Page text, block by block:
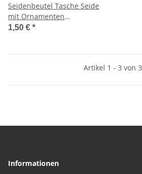
Seidenbeutel Tasche Seide
mit Ornamenten
Kosmetiktäschen gelb sehr
1,50 € *
Artikel 1 - 3 von 3
Informationen